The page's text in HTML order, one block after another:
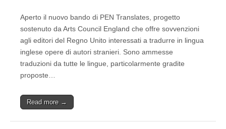
Aperto il nuovo bando di PEN Translates, progetto
sostenuto da Arts Council England che offre sovvenzioni
agli editori del Regno Unito interessati a tradurre in lingua
inglese opere di autori stranieri. Sono ammesse
traduzioni da tutte le lingue, particolarmente gradite
proposte…
Read more →